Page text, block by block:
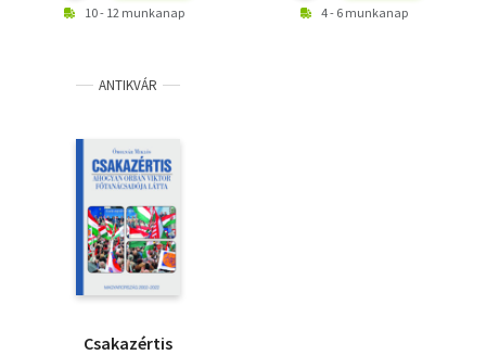
10 - 12 munkanap 4 - 6 munkanap
ANTIKVÁR
Csakazértis